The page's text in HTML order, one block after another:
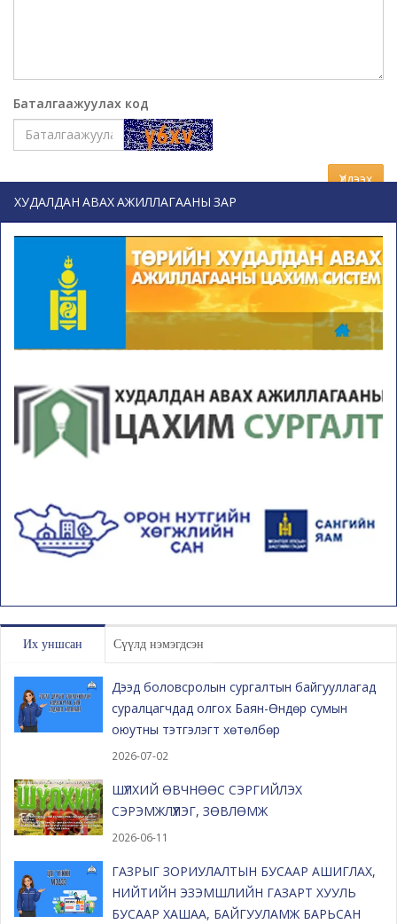
Баталгаажуулах код
Үлдээх
ХУДАЛДАН АВАХ АЖИЛЛАГААНЫ ЗАР
Их уншсан Сүүлд нэмэгдсэн
Дээд боловсролын сургалтын байгууллагад
суралцагчдад олгох Баян-Өндөр сумын
оюутны тэтгэлэгт хөтөлбөр
2026-07-02
ШҮЛХИЙ ӨВЧНӨӨС СЭРГИЙЛЭХ
СЭРЭМЖЛҮҮЛЭГ, ЗӨВЛӨМЖ
2026-06-11
ГАЗРЫГ ЗОРИУЛАЛТЫН БУСААР АШИГЛАХ,
НИЙТИЙН ЭЗЭМШЛИЙН ГАЗАРТ ХУУЛЬ
БУСААР ХАШАА, БАЙГУУЛАМЖ БАРЬСАН